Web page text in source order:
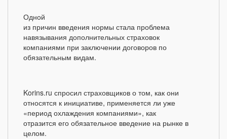
Одной
из причин введения нормы стала проблема
навязывания дополнительных страховок
компаниями при заключении договоров по
обязательным видам.
Korins.ru спросил страховщиков о том, как они
относятся к инициативе, применяется ли уже
«период охлаждения компаниями», как
отразится его обязательное введение на рынке в
целом.